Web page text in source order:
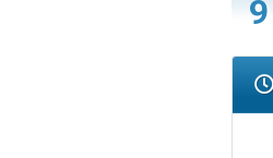
9